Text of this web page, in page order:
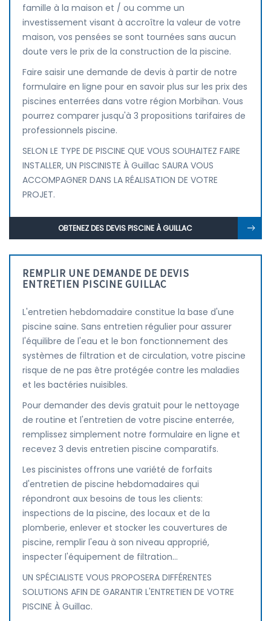
famille à la maison et / ou comme un
investissement visant à accroître la valeur de votre
maison, vos pensées se sont tournées sans aucun
doute vers le prix de la construction de la piscine.
Faire saisir une demande de devis à partir de notre
formulaire en ligne pour en savoir plus sur les prix des
piscines enterrées dans votre région Morbihan. Vous
pourrez comparer jusqu'à 3 propositions tarifaires de
professionnels piscine.
SELON LE TYPE DE PISCINE QUE VOUS SOUHAITEZ FAIRE
INSTALLER, UN PISCINISTE À Guillac SAURA VOUS
ACCOMPAGNER DANS LA RÉALISATION DE VOTRE
PROJET.
OBTENEZ DES DEVIS PISCINE À GUILLAC
REMPLIR UNE DEMANDE DE DEVIS
ENTRETIEN PISCINE GUILLAC
L'entretien hebdomadaire constitue la base d'une
piscine saine. Sans entretien régulier pour assurer
l'équilibre de l'eau et le bon fonctionnement des
systèmes de filtration et de circulation, votre piscine
risque de ne pas être protégée contre les maladies
et les bactéries nuisibles.
Pour demander des devis gratuit pour le nettoyage
de routine et l'entretien de votre piscine enterrée,
remplissez simplement notre formulaire en ligne et
recevez 3 devis entretien piscine comparatifs.
Les piscinistes offrons une variété de forfaits
d'entretien de piscine hebdomadaires qui
répondront aux besoins de tous les clients:
inspections de la piscine, des locaux et de la
plomberie, enlever et stocker les couvertures de
piscine, remplir l'eau à son niveau approprié,
inspecter l'équipement de filtration...
UN SPÉCIALISTE VOUS PROPOSERA DIFFÉRENTES
SOLUTIONS AFIN DE GARANTIR L'ENTRETIEN DE VOTRE
PISCINE À Guillac.